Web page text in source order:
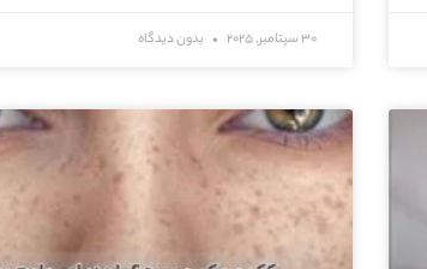
30 سپتامبر, 2025 بدون دیدگاه